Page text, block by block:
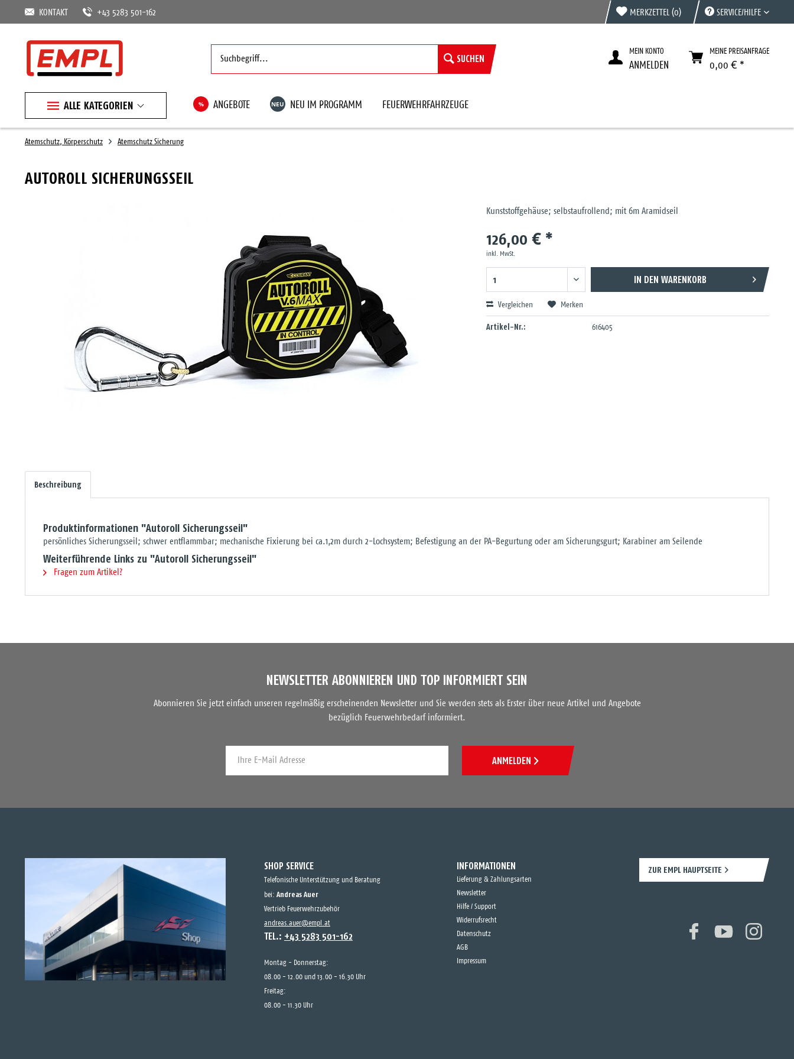
KONTAKT +43 5283 501-162 MERKZETTEL (0) SERVICE/HILFE
SUCHEN
MEIN KONTO
ANMELDEN
MEINE PREISANFRAGE
0,00 € *
ALLE KATEGORIEN % ANGEBOTE NEU NEU IM PROGRAMM FEUERWEHRFAHRZEUGE
Atemschutz, Körperschutz Atemschutz Sicherung
AUTOROLL SICHERUNGSSEIL
Kunststoffgehäuse; selbstaufrollend; mit 6m Aramidseil
126,00 € *
inkl. MwSt.
IN DEN WARENKORB
Vergleichen Merken
Artikel-Nr.: 616405
Beschreibung
Produktinformationen "Autoroll Sicherungsseil"
persönliches Sicherungsseil; schwer entflammbar; mechanische Fixierung bei ca.1,2m durch 2-Lochsystem; Befestigung an der PA-Begurtung oder am Sicherungsgurt; Karabiner am Seilende
Weiterführende Links zu "Autoroll Sicherungsseil"
Fragen zum Artikel?
NEWSLETTER ABONNIEREN UND TOP INFORMIERT SEIN
Abonnieren Sie jetzt einfach unseren regelmäßig erscheinenden Newsletter und Sie werden stets als Erster über neue Artikel und Angebote
bezüglich Feuerwehrbedarf informiert.
ANMELDEN
SHOP SERVICE
Telefonische Unterstützung und Beratung
bei: Andreas Auer
Vertrieb Feuerwehrzubehör
andreas.auer@empl.at
TEL.: +43 5283 501-162
Montag - Donnerstag:
08.00 - 12.00 und 13.00 - 16.30 Uhr
Freitag:
08.00 - 11.30 Uhr
INFORMATIONEN
Lieferung & Zahlungsarten
Newsletter
Hilfe / Support
Widerrufsrecht
Datenschutz
AGB
Impressum
ZUR EMPL HAUPTSEITE